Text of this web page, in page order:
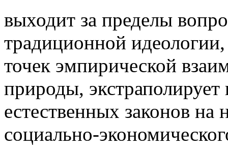
выходит за пределы
традиционной
точек эмпирической
природы,
естественных законов
социально-